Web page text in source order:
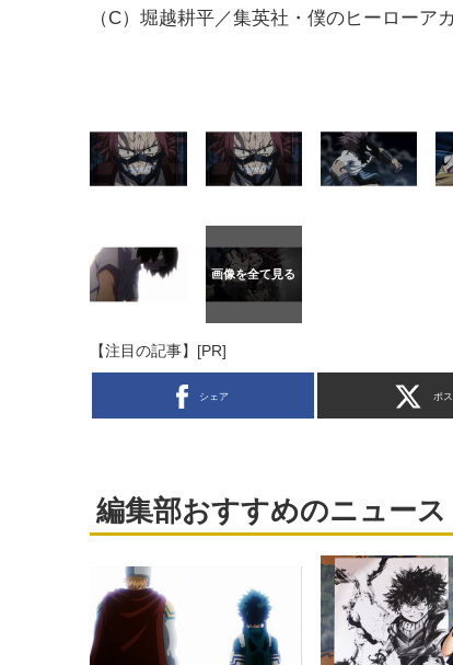
（C）堀越耕平／集英社・僕のヒーローア
【注目の記事】[PR]
シェア ポス
編集部おすすめのニュース